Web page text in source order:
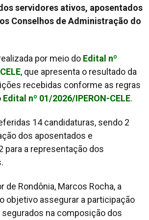
servidores ativos, aposentados
Conselhos de Administração do
por meio do Edital nº
, que apresenta o resultado da
recebidas conforme as regras
Edital nº 01/2026/IPERON-CELE.
14 candidaturas, sendo 2
dos aposentados e
para a representação dos
de Rondônia, Marcos Rocha, a
objetivo assegurar a participação
na composição dos